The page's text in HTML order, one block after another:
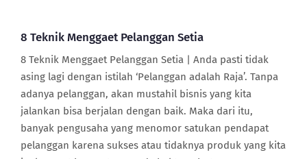
8 Teknik Menggaet Pelanggan Setia
8 Teknik Menggaet Pelanggan Setia | Anda pasti tidak
asing lagi dengan istilah ‘Pelanggan adalah Raja’. Tanpa
adanya pelanggan, akan mustahil bisnis yang kita
jalankan bisa berjalan dengan baik. Maka dari itu,
banyak pengusaha yang menomor satukan pendapat
pelanggan karena sukses atau tidaknya produk yang kita